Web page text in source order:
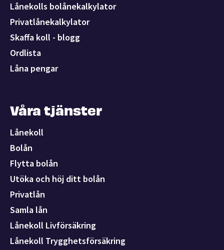
Lånekolls bolånekalkylator
Privatlånekalkylator
Skaffa koll - blogg
Ordlista
Låna pengar
Våra tjänster
Lånekoll
Bolån
Flytta bolån
Utöka och höj ditt bolån
Privatlån
Samla lån
Lånekoll Livförsäkring
Lånekoll Trygghetsförsäkring